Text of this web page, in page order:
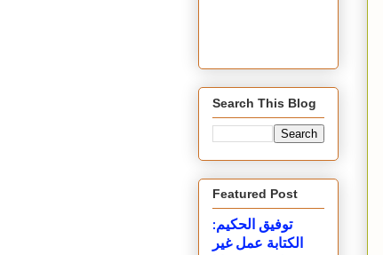
Search This Blog
Featured Post
توفيق الحكيم:
الكتابة عمل غير